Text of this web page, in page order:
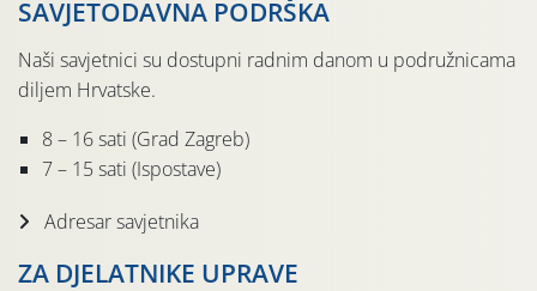
SAVJETODAVNA PODRŠKA
Naši savjetnici su dostupni radnim danom u podružnicama
diljem Hrvatske.
8 – 16 sati (Grad Zagreb)
7 – 15 sati (Ispostave)
Adresar savjetnika
ZA DJELATNIKE UPRAVE